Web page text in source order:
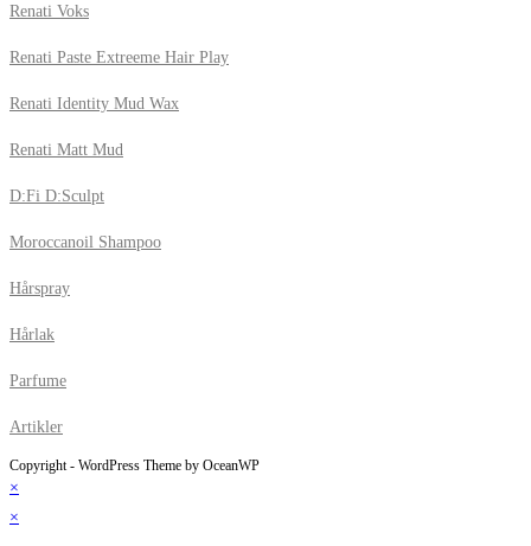
Renati Voks
Renati Paste Extreeme Hair Play
Renati Identity Mud Wax
Renati Matt Mud
D:Fi D:Sculpt
Moroccanoil Shampoo
Hårspray
Hårlak
Parfume
Artikler
Copyright - WordPress Theme by OceanWP
×
×